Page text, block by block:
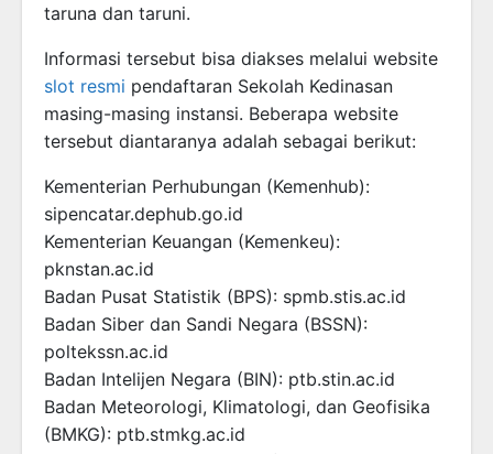
taruna dan taruni.
Informasi tersebut bisa diakses melalui website
slot resmi pendaftaran Sekolah Kedinasan
masing-masing instansi. Beberapa website
tersebut diantaranya adalah sebagai berikut:
Kementerian Perhubungan (Kemenhub):
sipencatar.dephub.go.id
Kementerian Keuangan (Kemenkeu):
pknstan.ac.id
Badan Pusat Statistik (BPS): spmb.stis.ac.id
Badan Siber dan Sandi Negara (BSSN):
poltekssn.ac.id
Badan Intelijen Negara (BIN): ptb.stin.ac.id
Badan Meteorologi, Klimatologi, dan Geofisika
(BMKG): ptb.stmkg.ac.id